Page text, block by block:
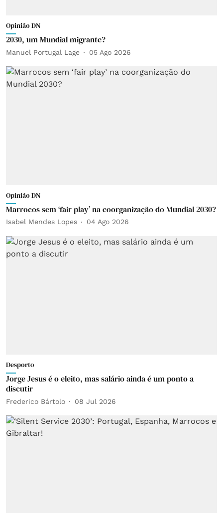
Opinião DN
2030, um Mundial migrante?
Manuel Portugal Lage 05 Ago 2026
Opinião DN
Marrocos sem ‘fair play’ na coorganização do Mundial 2030?
Isabel Mendes Lopes 04 Ago 2026
Desporto
Jorge Jesus é o eleito, mas salário ainda é um ponto a
discutir
Frederico Bártolo 08 Jul 2026